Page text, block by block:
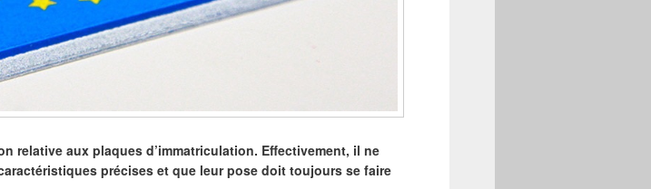
relative aux plaques d’immatriculation. Effectivement, il ne
précises et que leur pose doit toujours se faire